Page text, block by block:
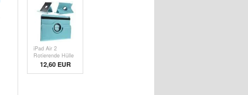
iPad Air 2
Rotierende Hülle
- Baby Blau
12,60 EUR